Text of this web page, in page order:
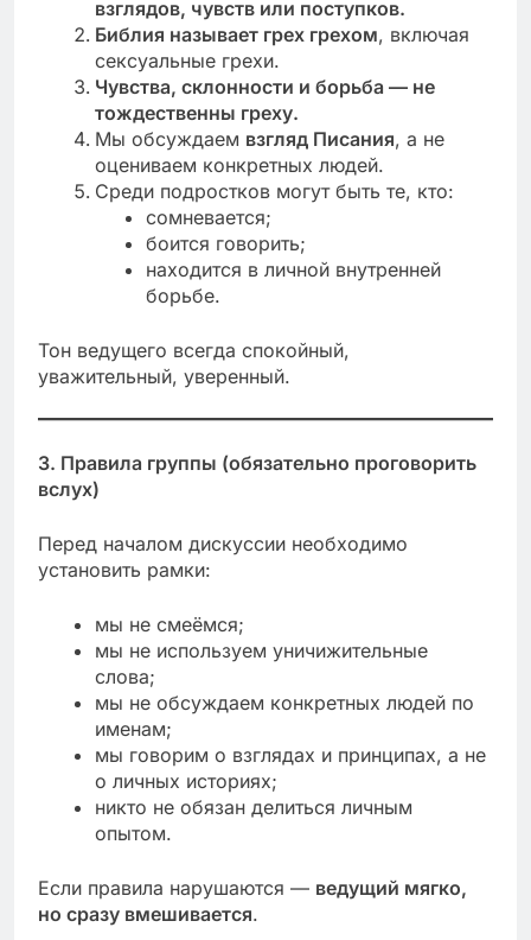
взглядов, чувств или поступков.
Библия называет грех грехом, включая
сексуальные грехи.
Чувства, склонности и борьба — не
тождественны греху.
Мы обсуждаем взгляд Писания, а не
оцениваем конкретных людей.
Среди подростков могут быть те, кто:
сомневается;
боится говорить;
находится в личной внутренней
борьбе.
Тон ведущего всегда спокойный,
уважительный, уверенный.
3. Правила группы (обязательно проговорить
вслух)
Перед началом дискуссии необходимо
установить рамки:
мы не смеёмся;
мы не используем уничижительные
слова;
мы не обсуждаем конкретных людей по
именам;
мы говорим о взглядах и принципах, а не
о личных историях;
никто не обязан делиться личным
опытом.
Если правила нарушаются — ведущий мягко,
но сразу вмешивается.